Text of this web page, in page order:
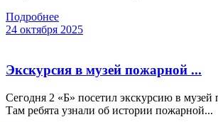
Подробнее
24 октября 2025
Экскурсия в музей пожарной ...
Сегодня 2 «Б» посетил экскурсию в музей
Там ребята узнали об истории пожарной...